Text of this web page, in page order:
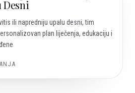
ili napredniju upalu desni, tim
plan liječenja, edukaciju i